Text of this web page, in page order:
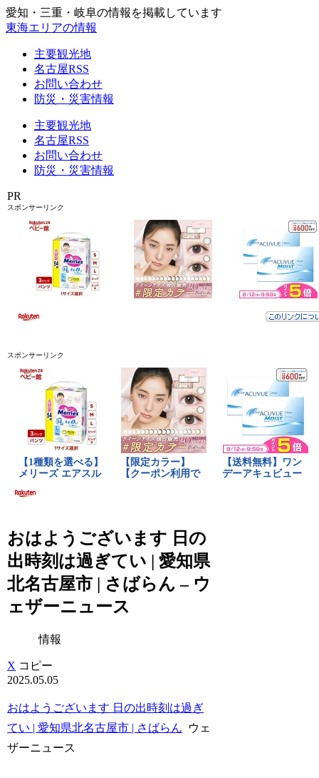
愛知・三重・岐阜の情報を掲載しています
東海エリアの情報
主要観光地
名古屋RSS
お問い合わせ
防災・災害情報
主要観光地
名古屋RSS
お問い合わせ
防災・災害情報
PR
スポンサーリンク
スポンサーリンク
おはようございます 日の
出時刻は過ぎてい | 愛知県
北名古屋市 | さばらん – ウ
ェザーニュース
情報
X コピー
2025.05.05
おはようございます 日の出時刻は過ぎ
てい | 愛知県北名古屋市 | さばらん ウェ
ザーニュース